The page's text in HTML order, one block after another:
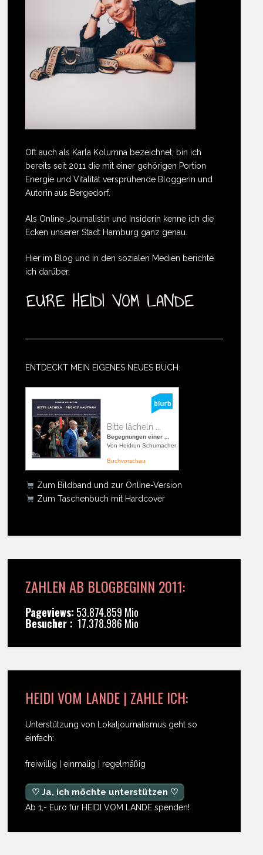
Oft auch als Karla Kolumna bezeichnet, bin ich
bereits seit 2011 die mit einer gehörigen Portion
Energie und Vitalität versprühende Bloggerin und
Autorin aus Bergedorf.
Als Online-Journalistin und Insiderin kenne ich die
Ecken unserer Stadt Hamburg ganz genau.
Hier im Blog und in den sozialen Medien berichte
ich darüber.
ENTDECKT MEIN EIGENES NEUES BUCH:
Bitte lächeln ...
Begegnungen einer ...
Von Heidrun Schumacher
Buchvorschau
Zum Bildband und zur Online-Version
Zum Taschenbuch mit Hardcover
ZAHLEN AB BLOGBEGINN 2011:
Pageviews: 53.874.859 Mio
Besucher : 17.378.986 Mio
HEIDI VOM LANDE | ZAHLE ICH:
Unterstützung von Lokaljournalismus geht so
einfach:
freiwillig | einmalig | regelmäßig
♡ Ja, ich möchte unterstützen ♡
Ab 1,- Euro für HEIDI VOM LANDE spenden!